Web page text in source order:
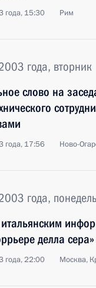
года, 15:30 Рим
года, вторник
слово на
года, 17:56 Ново-
года,
делла
года, 22:00 Москва,